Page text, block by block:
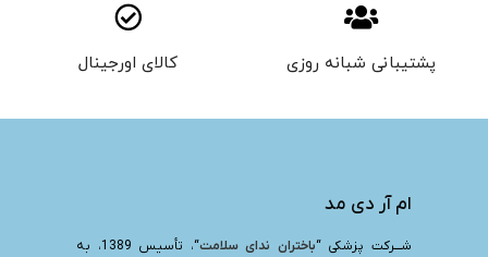
پشتیبانی شبانه روزی کالای اورجینال
ام آر دی مد
شـــرکت پزشکی “باختران ندای سلامت
“، تأسیس 1389، به